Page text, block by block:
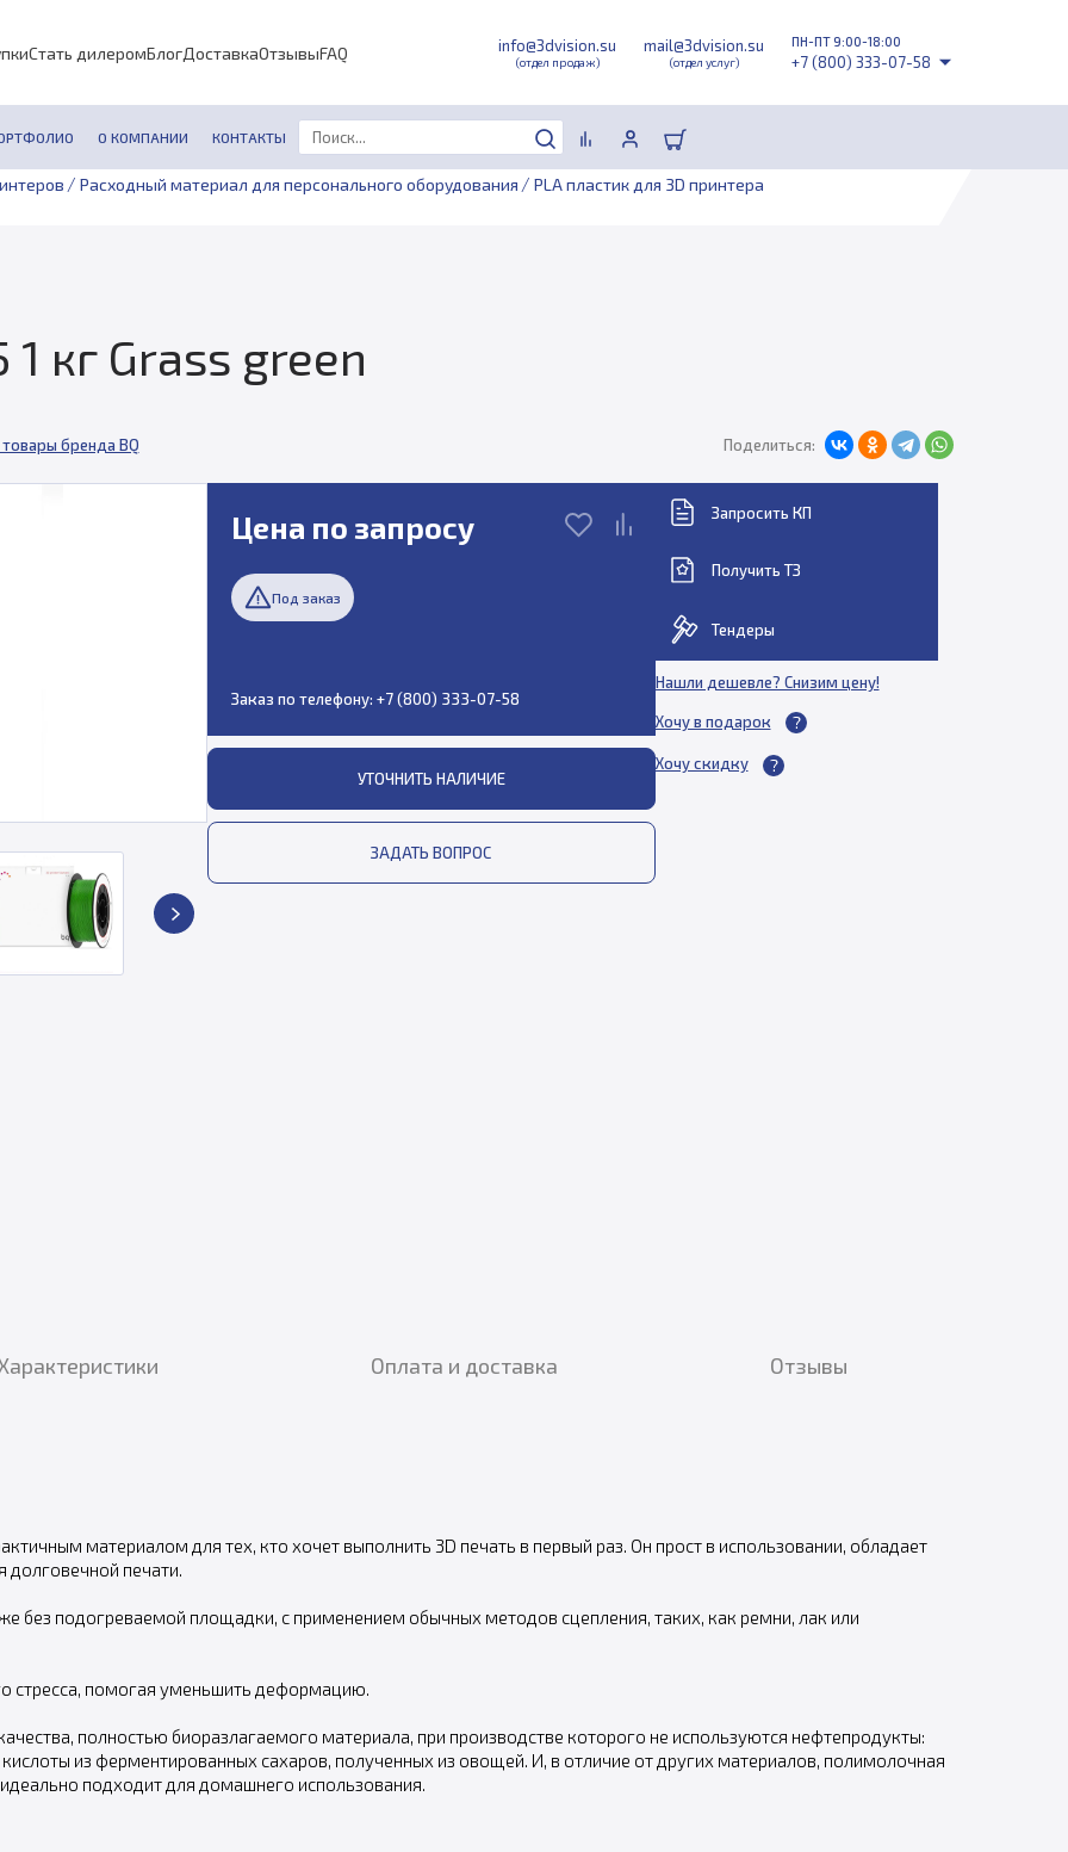
Стать дилеромБлогДоставкаОтзывыFAQ info@3dvision.su
(отдел продаж)
mail@3dvision.su
(отдел услуг)
ПН-ПТ 9:00-18:00
+7 (800) 333-07-58
О КОМПАНИИ КОНТАКТЫ
/ Расходный материал для персонального оборудования / PLA пластик для 3D принтера
1 кг Grass green
бренда BQ Поделиться:
Цена по запросу
Под заказ
Заказ по телефону: +7 (800) 333-07-58
УТОЧНИТЬ НАЛИЧИЕ
ЗАДАТЬ ВОПРОС
Запросить КП
Получить ТЗ
Тендеры
Нашли дешевле? Снизим цену!
Хочу в подарок
Хочу скидку
Оплата и доставка Отзывы
материалом для тех, кто хочет выполнить 3D печать в первый раз. Он прост в использовании, обладает
долговечной печати.
без подогреваемой площадки, с применением обычных методов сцепления, таких, как ремни, лак или
стресса, помогая уменьшить деформацию.
полностью биоразлагаемого материала, при производстве которого не используются нефтепродукты:
из ферментированных сахаров, полученных из овощей. И, в отличие от других материалов, полимолочная
подходит для домашнего использования.